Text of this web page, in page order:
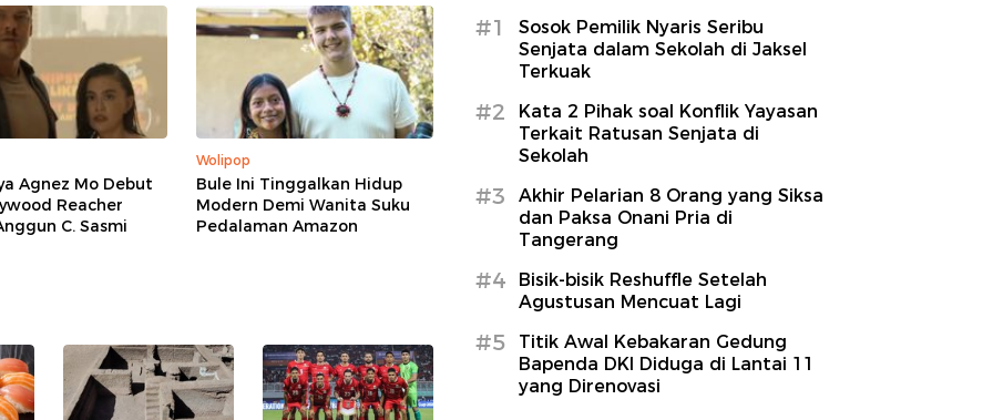
Agnez Mo Debut
Reacher
C. Sasmi
Wolipop
Bule Ini Tinggalkan Hidup
Modern Demi Wanita Suku
Pedalaman Amazon
#1
Sosok Pemilik Nyaris Seribu
Senjata dalam Sekolah di Jaksel
Terkuak
#2
Kata 2 Pihak soal Konflik Yayasan
Terkait Ratusan Senjata di
Sekolah
#3
Akhir Pelarian 8 Orang yang Siksa
dan Paksa Onani Pria di
Tangerang
#4
Bisik-bisik Reshuffle Setelah
Agustusan Mencuat Lagi
#5
Titik Awal Kebakaran Gedung
Bapenda DKI Diduga di Lantai 11
yang Direnovasi